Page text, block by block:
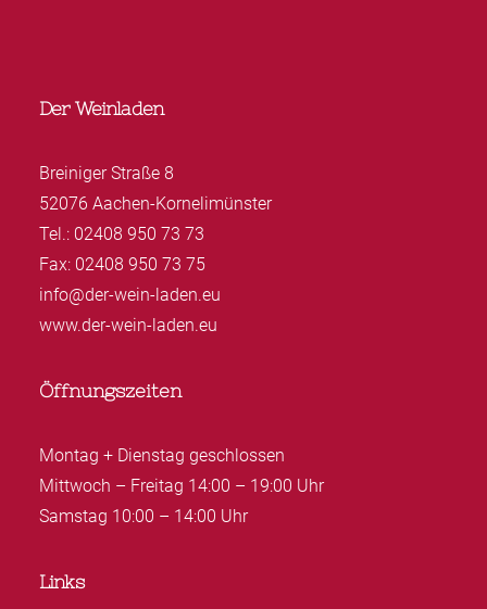
Der Weinladen
Breiniger Straße 8
52076 Aachen-Kornelimünster
Tel.: 02408 950 73 73
Fax: 02408 950 73 75
info@der-wein-laden.eu
www.der-wein-laden.eu
Öffnungszeiten
Montag + Dienstag geschlossen
Mittwoch – Freitag 14:00 – 19:00 Uhr
Samstag 10:00 – 14:00 Uhr
Links